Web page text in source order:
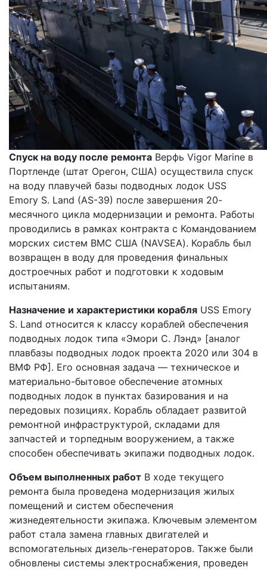
Спуск на воду после ремонта Верфь Vigor Marine в
Портленде (штат Орегон, США) осуществила спуск
на воду плавучей базы подводных лодок USS
Emory S. Land (AS-39) после завершения 20-
месячного цикла модернизации и ремонта. Работы
проводились в рамках контракта с Командованием
морских систем ВМС США (NAVSEA). Корабль был
возвращен в воду для проведения финальных
достроечных работ и подготовки к ходовым
испытаниям.
Назначение и характеристики корабля USS Emory
S. Land относится к классу кораблей обеспечения
подводных лодок типа «Эмори С. Лэнд» [аналог
плавбазы подводных лодок проекта 2020 или 304 в
ВМФ РФ]. Его основная задача — техническое и
материально-бытовое обеспечение атомных
подводных лодок в пунктах базирования и на
передовых позициях. Корабль обладает развитой
ремонтной инфраструктурой, складами для
запчастей и торпедным вооружением, а также
способен обеспечивать экипажи подводных лодок.
Объем выполненных работ В ходе текущего
ремонта была проведена модернизация жилых
помещений и систем обеспечения
жизнедеятельности экипажа. Ключевым элементом
работ стала замена главных двигателей и
вспомогательных дизель-генераторов. Также были
обновлены системы электроснабжения, проведен